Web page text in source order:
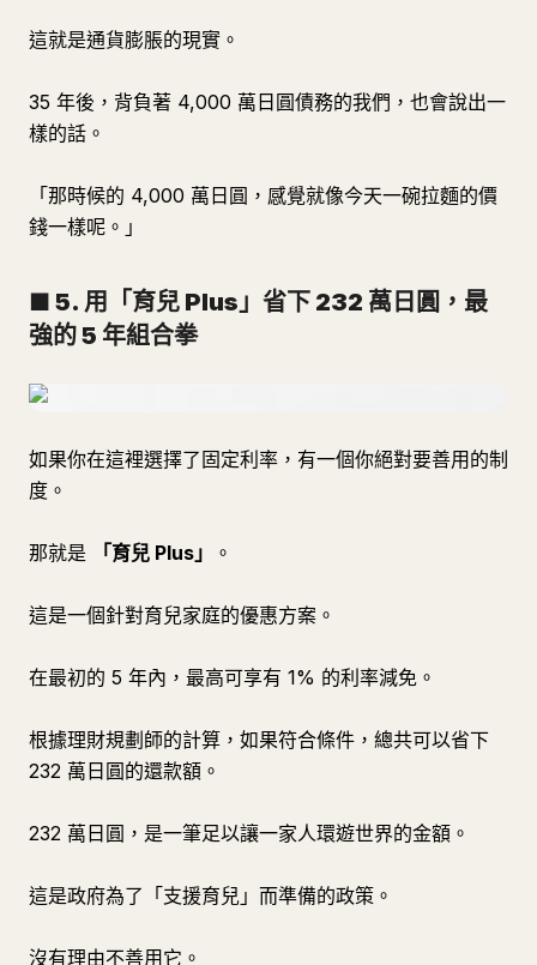
這就是通貨膨脹的現實。
35 年後，背負著 4,000 萬日圓債務的我們，也會說出一
樣的話。
「那時候的 4,000 萬日圓，感覺就像今天一碗拉麵的價
錢一樣呢。」
■ 5. 用「育兒 Plus」省下 232 萬日圓，最
強的 5 年組合拳
如果你在這裡選擇了固定利率，有一個你絕對要善用的制
度。
那就是 「育兒 Plus」 。
這是一個針對育兒家庭的優惠方案。
在最初的 5 年內，最高可享有 1% 的利率減免。
根據理財規劃師的計算，如果符合條件，總共可以省下
232 萬日圓的還款額。
232 萬日圓，是一筆足以讓一家人環遊世界的金額。
這是政府為了「支援育兒」而準備的政策。
沒有理由不善用它。